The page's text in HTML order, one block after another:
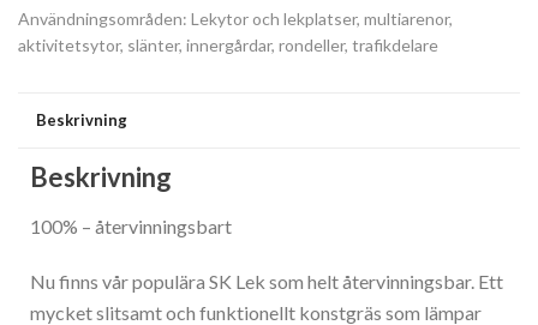
Trafikmiljö
Terass/Balkong/Uteplats
Offentlig Miljö
Multiplan
Mässa/Utställning
Användningsområden: Lekytor och lekplatser, multiarenor,
aktivitetsytor, slänter, innergårdar, rondeller, trafikdelare
Beskrivning
Beskrivning
100% – återvinningsbart
Nu finns vår populära SK Lek som helt återvinningsbar. Ett
mycket slitsamt och funktionellt konstgräs som lämpar